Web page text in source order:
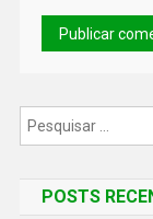
POSTS